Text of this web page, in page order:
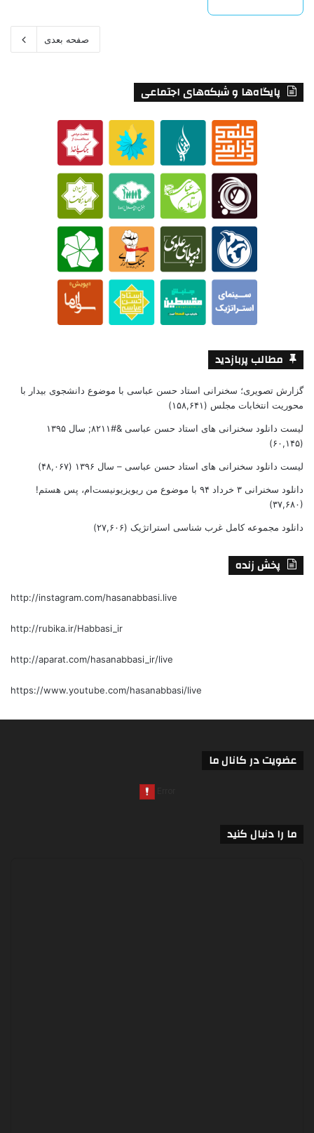
صفحه بعدی
پایگاه‌ها و شبکه‌های اجتماعی
مطالب پربازدید
گزارش تصویری؛ سخنرانی استاد حسن عباسی با موضوع دانشجوی بیدار با
محوریت انتخابات مجلس (۱۵۸,۶۴۱)
لیست دانلود سخنرانی های استاد حسن عباسی &#۸۲۱۱; سال ۱۳۹۵
(۶۰,۱۴۵)
لیست دانلود سخنرانی های استاد حسن عباسی – سال ۱۳۹۶ (۴۸,۰۶۷)
دانلود سخنرانی ۳ خرداد ۹۴ با موضوع من ریویزیونیست‌ام، پس هستم!
(۳۷,۶۸۰)
دانلود مجموعه کامل غرب شناسی استراتژیک (۲۷,۶۰۶)
پخش زنده
http://instagram.com/hasanabbasi.live
http://rubika.ir/Habbasi_ir
http://aparat.com/hasanabbasi_ir/live
https://www.youtube.com/hasanabbasi/live
عضویت در کانال ما
ما را دنبال کنید